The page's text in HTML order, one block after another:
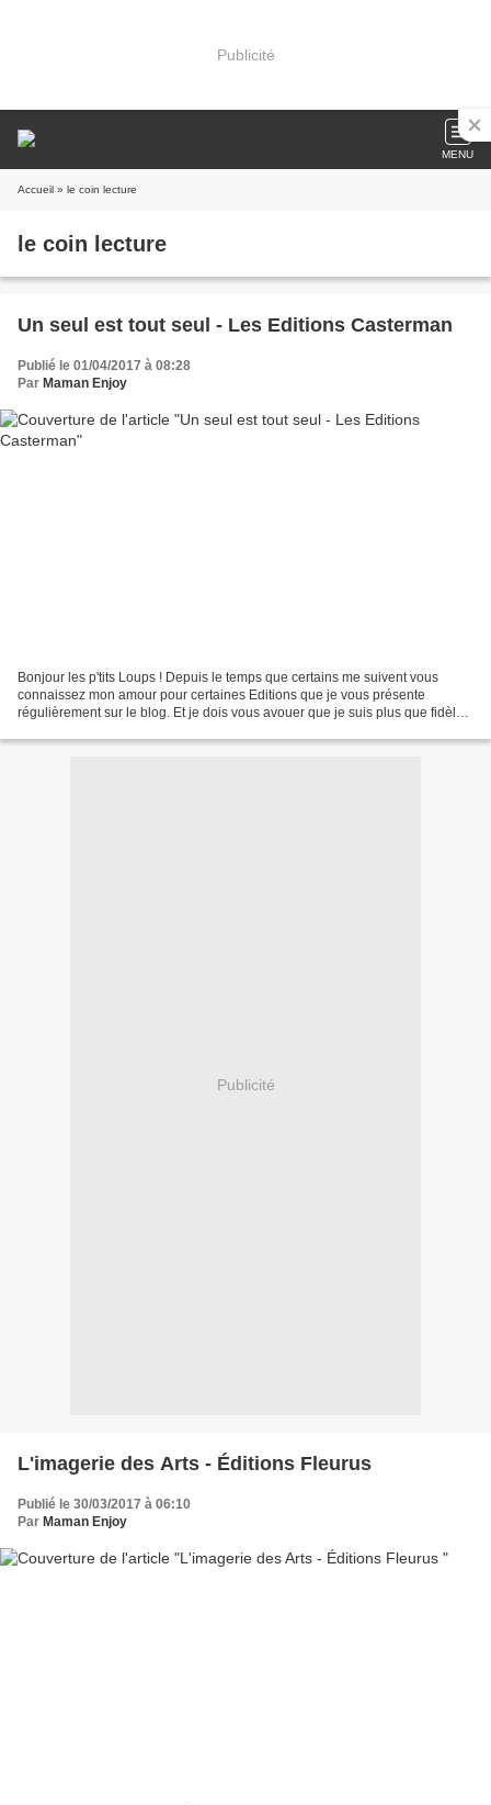
Publicité
MENU
Accueil » le coin lecture
le coin lecture
Un seul est tout seul - Les Editions Casterman
Publié le 01/04/2017 à 08:28
Par Maman Enjoy
Bonjour les p'tits Loups ! Depuis le temps que certains me suivent vous
connaissez mon amour pour certaines Editions que je vous présente
régulièrement sur le blog. Et je dois vous avouer que je suis plus que fidèle
Publicité
L'imagerie des Arts - Éditions Fleurus
Publié le 30/03/2017 à 06:10
Par Maman Enjoy